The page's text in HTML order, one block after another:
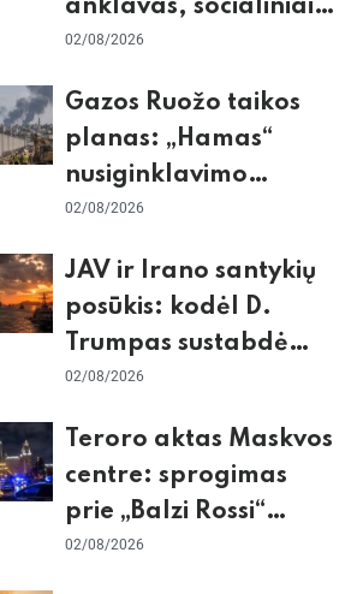
anklavas, socialiniai
tinklai ir ES skilimas
02/08/2026
Gazos Ruožo taikos
planas: „Hamas“
nusiginklavimo
sąlygos, Izraelio
nerimas dėl sienos
02/08/2026
JAV ir Irano santykių
posūkis: kodėl D.
Trumpas sustabdė
smūgius ir kuo
ekonomika
02/08/2026
Teroro aktas Maskvos
centre: sprogimas
prie „Balzi Rossi“
restorano,
02/08/2026